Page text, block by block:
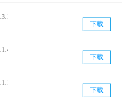
金币、换奖品、冲排行，只要学得
，讲解均来自国内顶级名师，直击
也可以当学霸；
佳选择,让所有的孩子在快乐中学
。
官方免费版
下载
官方最新版
下载
官方最新版
下载